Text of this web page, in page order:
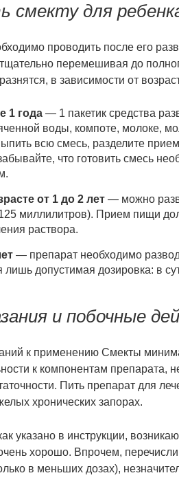
смекту для
проводить после его
перемешивая до
в зависимости от
1 года — 1 пакетик средства
воды, компоте, молоке,
всю смесь, разделите
что готовить смесь
от 1 до 2 лет — можно
миллилитров). Прием пищи
раствора.
— препарат необходимо
лишь допустимая дозировка: в
и побочные
к применению Смекты
к компонентам препарата,
Пить препарат для
хронических запорах.
указано в инструкции,
хорошо. Впрочем,
в меньших дозах),